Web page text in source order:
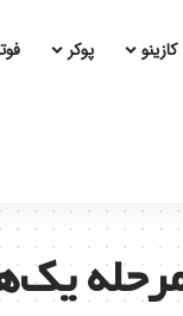
کازینو پوکر